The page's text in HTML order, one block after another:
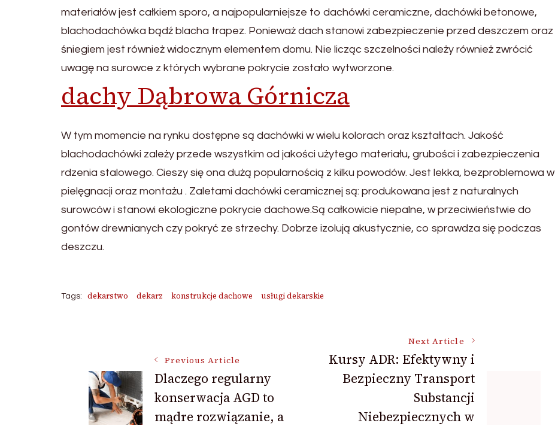
materiałów jest całkiem sporo, a najpopularniejsze to dachówki ceramiczne, dachówki betonowe,
blachodachówka bądź blacha trapez. Ponieważ dach stanowi zabezpieczenie przed deszczem oraz
śniegiem jest również widocznym elementem domu. Nie licząc szczelności należy również zwrócić
uwagę na surowce z których wybrane pokrycie zostało wytworzone.
dachy Dąbrowa Górnicza
W tym momencie na rynku dostępne są dachówki w wielu kolorach oraz kształtach. Jakość
blachodachówki zależy przede wszystkim od jakości użytego materiału, grubości i zabezpieczenia
rdzenia stalowego. Cieszy się ona dużą popularnością z kilku powodów. Jest lekka, bezproblemowa w
pielęgnacji oraz montażu . Zaletami dachówki ceramicznej są: produkowana jest z naturalnych
surowców i stanowi ekologiczne pokrycie dachowe.Są całkowicie niepalne, w przeciwieństwie do
gontów drewnianych czy pokryć ze strzechy. Dobrze izolują akustycznie, co sprawdza się podczas
deszczu.
Tags: dekarstwo dekarz konstrukcje dachowe usługi dekarskie
Navigation
Previous Article
Dlaczego regularny
konserwacja AGD to
mądre rozwiązanie, a
Next Article
Kursy ADR: Efektywny i
Bezpieczny Transport
Substancji
Niebezpiecznych w